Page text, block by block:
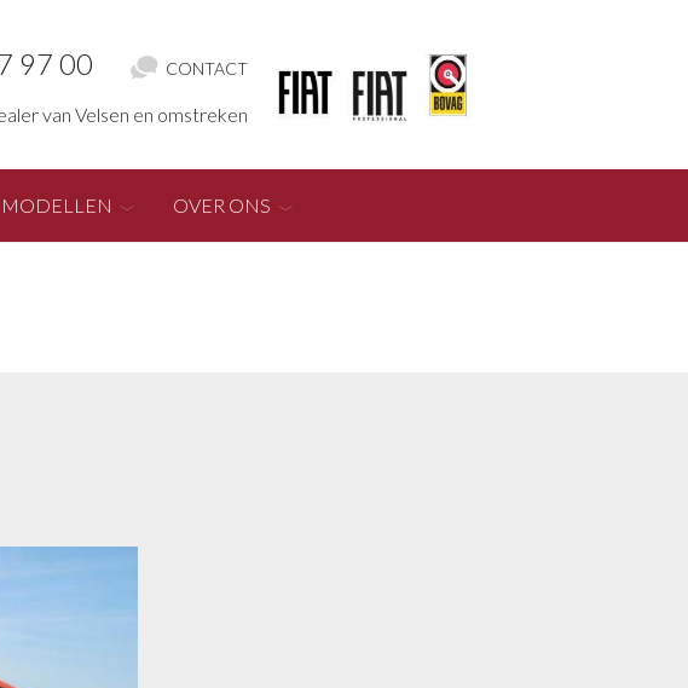
97 00 CONTACT
van Velsen en omstreken
MODELLEN OVER ONS